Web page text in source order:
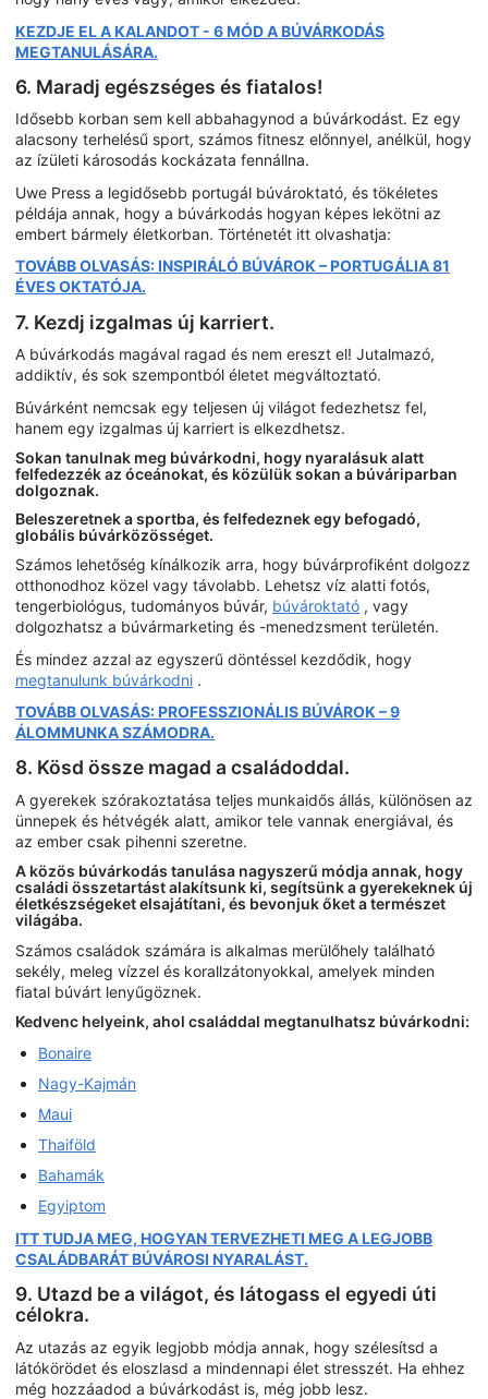
KEZDJE EL A KALANDOT - 6 MÓD A BÚVÁRKODÁS
MEGTANULÁSÁRA.
6. Maradj egészséges és fiatalos!
Idősebb korban sem kell abbahagynod a búvárkodást. Ez egy
alacsony terhelésű sport, számos fitnesz előnnyel, anélkül, hogy
az ízületi károsodás kockázata fennállna.
Uwe Press a legidősebb portugál búvároktató, és tökéletes
példája annak, hogy a búvárkodás hogyan képes lekötni az
embert bármely életkorban. Történetét itt olvashatja:
TOVÁBB OLVASÁS: INSPIRÁLÓ BÚVÁROK – PORTUGÁLIA 81
ÉVES OKTATÓJA.
7. Kezdj izgalmas új karriert.
A búvárkodás magával ragad és nem ereszt el! Jutalmazó,
addiktív, és sok szempontból életet megváltoztató.
Búvárként nemcsak egy teljesen új világot fedezhetsz fel,
hanem egy izgalmas új karriert is elkezdhetsz.
Sokan tanulnak meg búvárkodni, hogy nyaralásuk alatt
felfedezzék az óceánokat, és közülük sokan a búváriparban
dolgoznak.
Beleszeretnek a sportba, és felfedeznek egy befogadó,
globális búvárközösséget.
Számos lehetőség kínálkozik arra, hogy búvárprofiként dolgozz
otthonodhoz közel vagy távolabb. Lehetsz víz alatti fotós,
tengerbiológus, tudományos búvár, búvároktató , vagy
dolgozhatsz a búvármarketing és -menedzsment területén.
És mindez azzal az egyszerű döntéssel kezdődik, hogy
megtanulunk búvárkodni .
TOVÁBB OLVASÁS: PROFESSZIONÁLIS BÚVÁROK – 9
ÁLOMMUNKA SZÁMODRA.
8. Kösd össze magad a családoddal.
A gyerekek szórakoztatása teljes munkaidős állás, különösen az
ünnepek és hétvégék alatt, amikor tele vannak energiával, és
az ember csak pihenni szeretne.
A közös búvárkodás tanulása nagyszerű módja annak, hogy
családi összetartást alakítsunk ki, segítsünk a gyerekeknek új
életkészségeket elsajátítani, és bevonjuk őket a természet
világába.
Számos családok számára is alkalmas merülőhely található
sekély, meleg vízzel és korallzátonyokkal, amelyek minden
fiatal búvárt lenyűgöznek.
Kedvenc helyeink, ahol családdal megtanulhatsz búvárkodni:
Bonaire
Nagy-Kajmán
Maui
Thaiföld
Bahamák
Egyiptom
ITT TUDJA MEG, HOGYAN TERVEZHETI MEG A LEGJOBB
CSALÁDBARÁT BÚVÁROSI NYARALÁST.
9. Utazd be a világot, és látogass el egyedi úti
célokra.
Az utazás az egyik legjobb módja annak, hogy szélesítsd a
látókörödet és eloszlasd a mindennapi élet stresszét. Ha ehhez
még hozzáadod a búvárkodást is, még jobb lesz.